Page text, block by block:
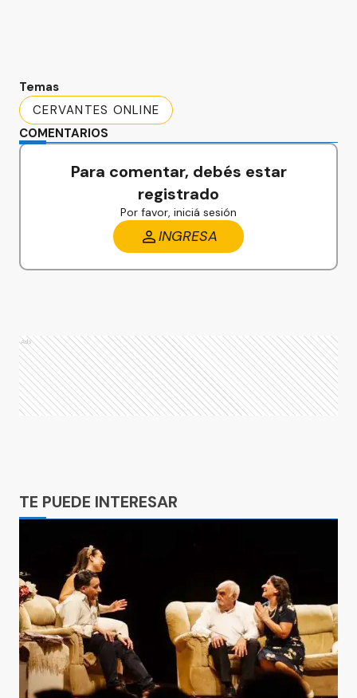
Temas
CERVANTES ONLINE
COMENTARIOS
Para comentar, debés estar
registrado
Por favor, iniciá sesión
INGRESA
Ads
TE PUEDE INTERESAR